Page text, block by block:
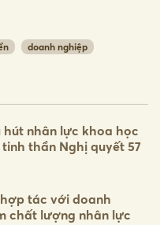
doanh nghiệp
nhân lực khoa học
thần Nghị quyết 57
tác với doanh
chất lượng nhân lực